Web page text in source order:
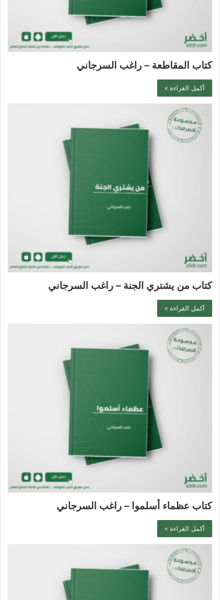
كتاب المقاطعة – راغب السرجاني
أكمل القراءة »
كتاب من يشتري الجنة – راغب السرجاني
أكمل القراءة »
كتاب عظماء أسلموا – راغب السرجاني
أكمل القراءة »